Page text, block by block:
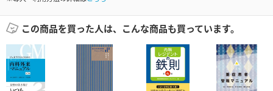
この商品を買った人は、こんな商品も買っています。